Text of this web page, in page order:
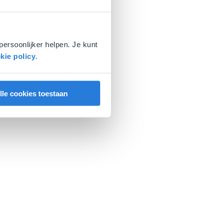
helpen. Je kunt
policy.
cookies toestaan